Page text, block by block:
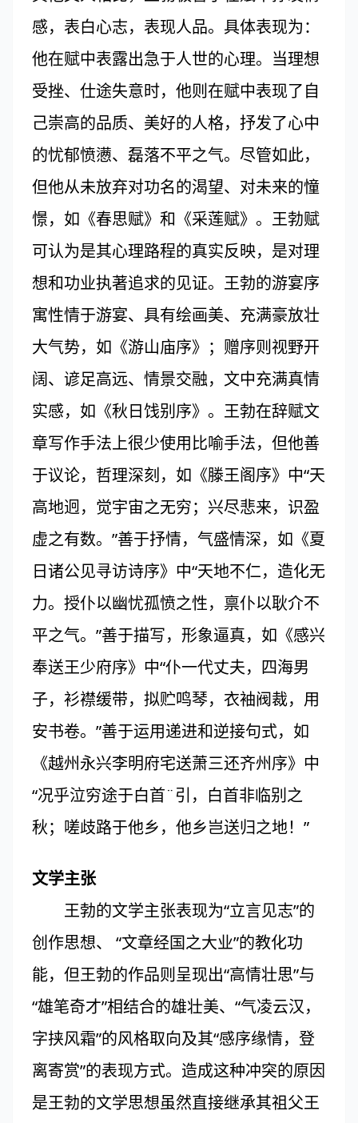
感，表白心志，表现人品。具体表现为：
他在赋中表露出急于人世的心理。当理想
受挫、仕途失意时，他则在赋中表现了自
己崇高的品质、美好的人格，抒发了心中
的忧郁愤懑、磊落不平之气。尽管如此，
但他从未放弃对功名的渴望、对未来的憧
憬，如《春思赋》和《采莲赋》。王勃赋
可认为是其心理路程的真实反映，是对理
想和功业执著追求的见证。王勃的游宴序
寓性情于游宴、具有绘画美、充满豪放壮
大气势，如《游山庙序》；赠序则视野开
阔、谚足高远、情景交融，文中充满真情
实感，如《秋日饯别序》。王勃在辞赋文
章写作手法上很少使用比喻手法，但他善
于议论，哲理深刻，如《滕王阁序》中“天
高地迥，觉宇宙之无穷；兴尽悲来，识盈
虚之有数。”善于抒情，气盛情深，如《夏
日诸公见寻访诗序》中“天地不仁，造化无
力。授仆以幽忧孤愤之性，禀仆以耿介不
平之气。”善于描写，形象逼真，如《感兴
奉送王少府序》中“仆一代丈夫，四海男
子，衫襟缓带，拟贮鸣琴，衣袖阀裁，用
安书卷。”善于运用递进和逆接句式，如
《越州永兴李明府宅送萧三还齐州序》中
“况乎泣穷途于白首¨引，白首非临别之
秋；嗟歧路于他乡，他乡岂送归之地！”
文学主张
王勃的文学主张表现为“立言见志”的
创作思想、 “文章经国之大业”的教化功
能，但王勃的作品则呈现出“高情壮思”与
“雄笔奇才”相结合的雄壮美、“气凌云汉，
字挟风霜”的风格取向及其“感序缘情，登
离寄赏”的表现方式。造成这种冲突的原因
是王勃的文学思想虽然直接继承其祖父王